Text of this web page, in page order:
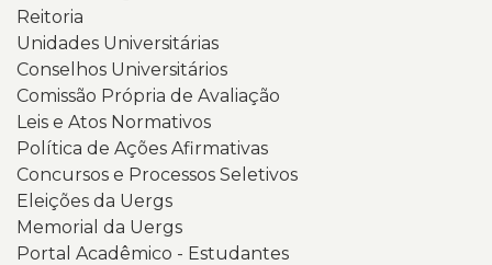
Reitoria
Unidades Universitárias
Conselhos Universitários
Comissão Própria de Avaliação
Leis e Atos Normativos
Política de Ações Afirmativas
Concursos e Processos Seletivos
Eleições da Uergs
Memorial da Uergs
Portal Acadêmico - Estudantes